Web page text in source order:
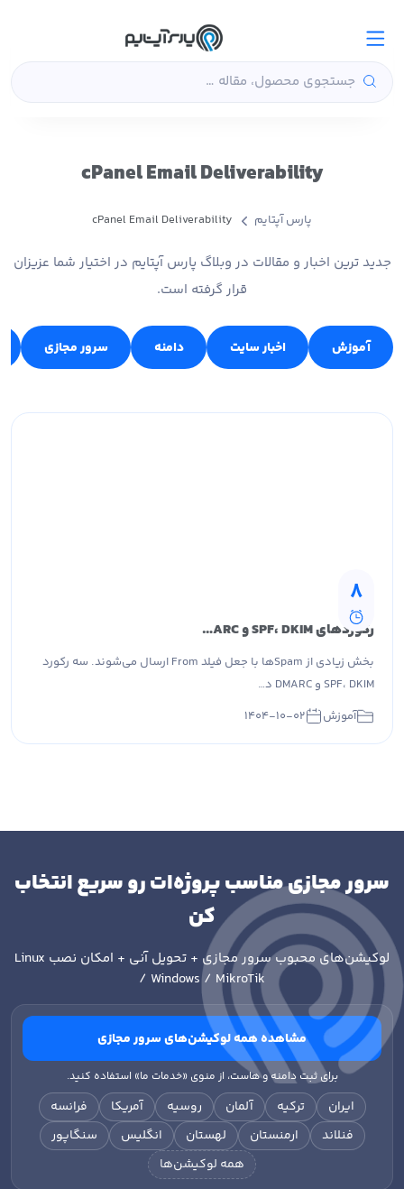
cPanel Email Deliverability
پارس آپتایم cPanel Email Deliverability
جدید ترین اخبار و مقالات در وبلاگ پارس آپتایم در اختیار شما عزیزان
قرار گرفته است.
آموزش اخبار سایت دامنه سرور مجازی
8
رکوردهای SPF، DKIM و DMARC چیستند و چطور فعالشان کنیم؟
بخش زیادی از Spamها با جعل فیلد From ارسال می‌شوند. سه رکورد
SPF، DKIM و DMARC د…
آموزش
۱۴۰۴-۱۰-۰۲
سرور مجازی مناسب پروژه‌ات رو سریع انتخاب
کن
لوکیشن‌های محبوب سرور مجازی + تحویل آنی + امکان نصب Linux
/ Windows / MikroTik
مشاهده همه لوکیشن‌های سرور مجازی
برای ثبت دامنه و هاست، از منوی «خدمات ما» استفاده کنید.
ایران ترکیه آلمان روسیه آمریکا
فرانسه
فنلاند
ارمنستان لهستان انگلیس
سنگاپور
همه لوکیشن‌ها